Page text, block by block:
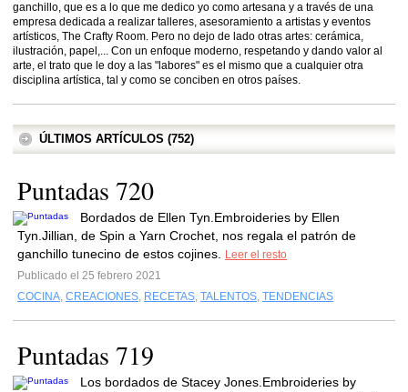
ganchillo, que es a lo que me dedico yo como artesana y a través de una
empresa dedicada a realizar talleres, asesoramiento a artistas y eventos
artísticos, The Crafty Room. Pero no dejo de lado otras artes: cerámica,
ilustración, papel,... Con un enfoque moderno, respetando y dando valor al
arte, el trato que le doy a las "labores" es el mismo que a cualquier otra
disciplina artística, tal y como se conciben en otros países.
ÚLTIMOS ARTÍCULOS (752)
Puntadas 720
Bordados de Ellen Tyn.Embroideries by Ellen
Tyn.Jillian, de Spin a Yarn Crochet, nos regala el patrón de
ganchillo tunecino de estos cojines.
Leer el resto
Publicado el 25 febrero 2021
COCINA, CREACIONES, RECETAS, TALENTOS, TENDENCIAS
Puntadas 719
Los bordados de Stacey Jones.Embroideries by